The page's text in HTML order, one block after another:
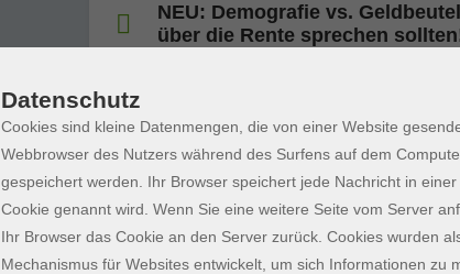
NEU: Demografie vs.
über die Rente sprechen
NEU: Der
Strategische Absicherung statt Beitrags-
NEU: Deutsche Einheit: Eure
Einheit – an wen erinnern wir? -
Datenschutz
Cookies sind kleine Datenmengen, die von einer Website
Webbrowser des Nutzers während des Surfens auf dem
gespeichert werden. Ihr Browser speichert jede Nachricht in
Cookie genannt wird. Wenn Sie eine weitere Seite vom Server
Ihr Browser das Cookie an den Server zurück. Cookies wurden
Mechanismus für Websites entwickelt, um sich Informationen zu